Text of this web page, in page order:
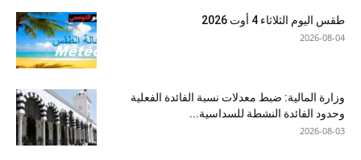
طقس اليوم الثلاثاء 4 أوت 2026
2026-08-04
وزارة المالية: ضبط معدلات نسبة الفائدة الفعلية
وحدود الفائدة النشطة للسداسية...
2026-08-03